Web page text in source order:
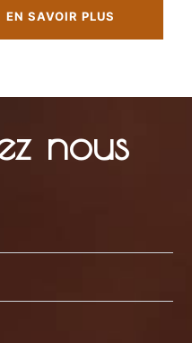
EN SAVOIR PLUS
nous